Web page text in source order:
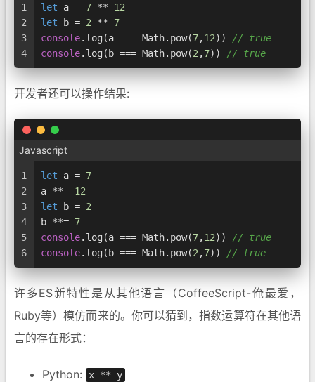
1
2
3
4
let a = 7 ** 12
let b = 2 ** 7
console. log(a === Math. pow(7,12)) // true
console. log(b === Math. pow(2 ,7)) // true
开发者还可以操作结果:
Javascript
1
2
3
4
5
6
let a = 7
a **= 12
let b = 2
b **= 7
console. log(a === Math. pow(7,12)) // true
console. log(b === Math. pow(2 ,7)) // true
许多ES新特性是从其他语言（CoffeeScript-俺最爱，
Ruby等）模仿而来的。你可以猜到，指数运算符在其他语
言的存在形式：
Python: x ** y